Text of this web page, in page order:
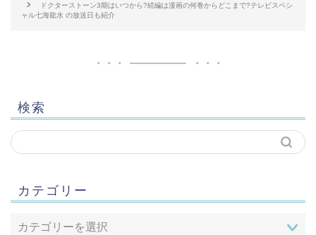
ドクターストーン3期はいつから?続編は漫画の何巻からどこまで?テレビスペシ
ャル七海龍水 の放送日も紹介
検索
カテゴリー